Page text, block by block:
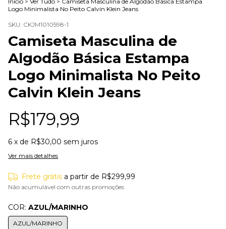
Logo Minimalista No Peito Calvin Klein Jeans
SKU: CKJM1010598-1
Camiseta Masculina de
Algodão Básica Estampa
Logo Minimalista No Peito
Calvin Klein Jeans
R$179,99
6 x de R$30,00 sem juros
Ver mais detalhes
Frete grátis a partir de R$299,99
Não acumulável com outras promoções
COR: AZUL/MARINHO
AZUL/MARINHO